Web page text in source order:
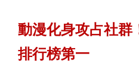
動漫化身攻占社群
排行榜第一